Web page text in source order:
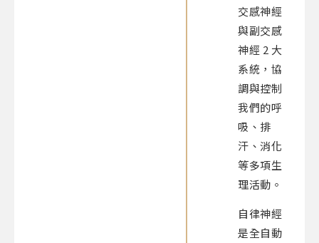
交感神經
與副交感
神經 2 大
系統，協
調與控制
我們的呼
吸、排
汗、消化
等多項生
理活動。
自律神經
是全自動